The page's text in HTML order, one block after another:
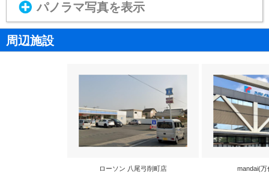
パノラマ写真を表示
周辺施設
ローソン 八尾弓削町店 mandai(